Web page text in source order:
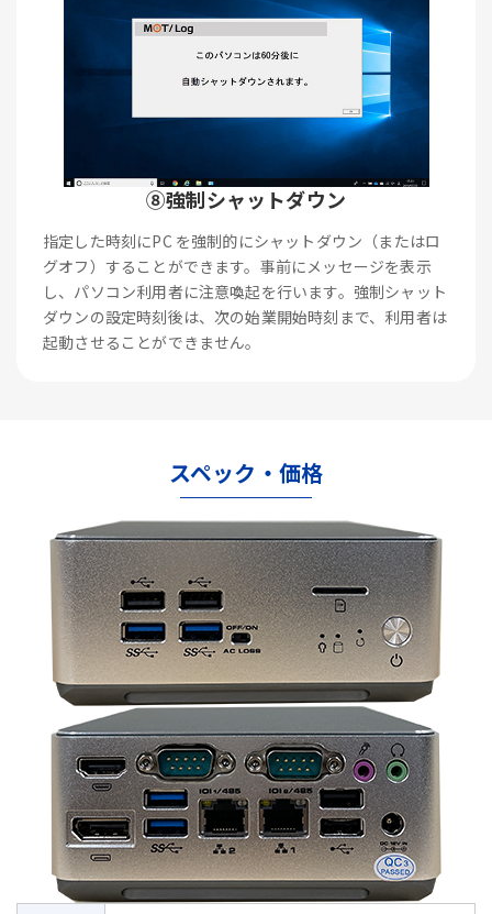
⑧強制シャットダウン
指定した時刻にPC を強制的にシャットダウン（またはロ
グオフ）することができます。事前にメッセージを表示
し、パソコン利用者に注意喚起を行います。強制シャット
ダウンの設定時刻後は、次の始業開始時刻まで、利用者は
起動させることができません。
スペック・価格